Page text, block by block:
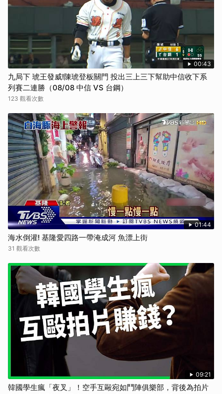
00:43
九局下 琥王發威!陳琥登板關門 投出三上三下幫助中信收下系
列賽二連勝（08/08 中信 VS 台鋼）
123 觀看次數
01:44
海水倒灌! 基隆愛四路一帶淹成河 魚漂上街
31 觀看次數
09:21
韓國學生瘋「夜叉」！空手互毆宛如鬥陣俱樂部，背後為拍片